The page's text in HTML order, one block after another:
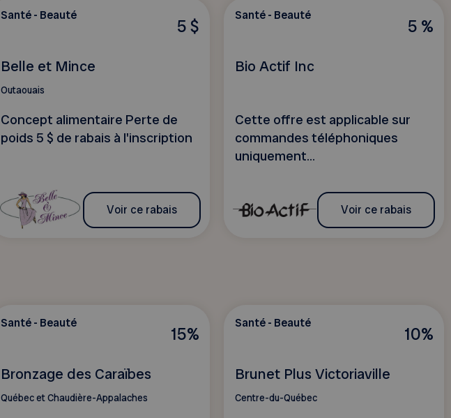
5 $
Santé - Beauté
Belle et Mince
Outaouais
Concept alimentaire Perte de
poids 5 $ de rabais à l'inscription
Voir ce rabais
5 %
Santé - Beauté
Bio Actif Inc
Cette offre est applicable sur
commandes téléphoniques
uniquement...
Voir ce rabais
15%
Santé - Beauté
Bronzage des Caraïbes
Québec et Chaudière-Appalaches
10%
Santé - Beauté
Brunet Plus Victoriaville
Centre-du-Québec